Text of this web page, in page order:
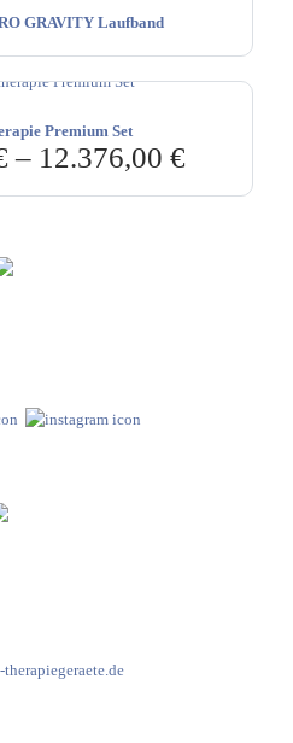
GRAVITY Laufband
Premium Set
– 12.376,00 €